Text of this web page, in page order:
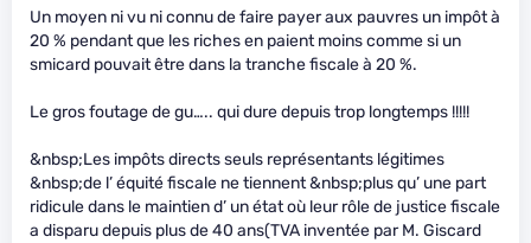
Un moyen ni vu ni connu de faire payer aux pauvres un impôt à
20 % pendant que les riches en paient moins comme si un
smicard pouvait être dans la tranche fiscale à 20 %.
Le gros foutage de gu….. qui dure depuis trop longtemps !!!!!
&nbsp;Les impôts directs seuls représentants légitimes
&nbsp;de l’ équité fiscale ne tiennent &nbsp;plus qu’ une part
ridicule dans le maintien d’ un état où leur rôle de justice fiscale
a disparu depuis plus de 40 ans(TVA inventée par M. Giscard